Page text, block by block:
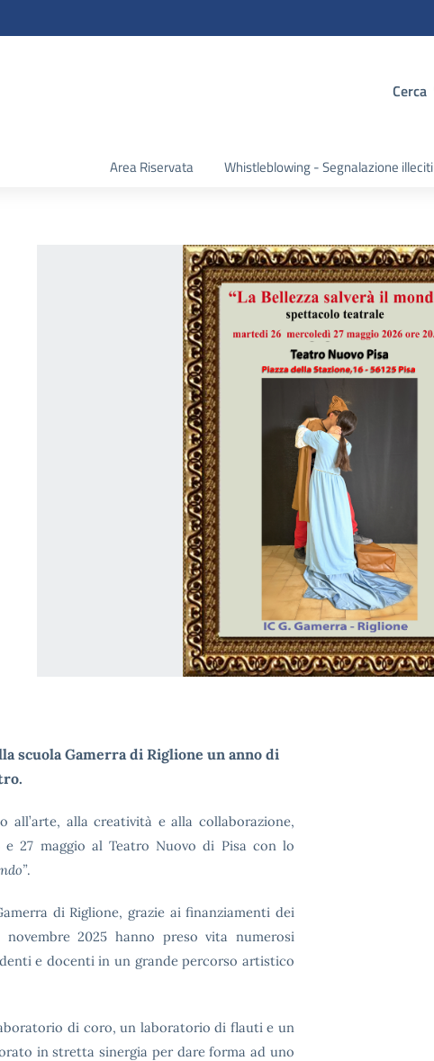
Cerca
Area Riservata Whistleblowing - Segnalazione illeciti
scuola Gamerra di Riglione un anno di
all’arte, alla creatività e alla collaborazione,
27 maggio al Teatro Nuovo di Pisa con lo
.
di Riglione, grazie ai finanziamenti dei
2025 hanno preso vita numerosi
e docenti in un grande percorso artistico
di coro, un laboratorio di flauti e un
in stretta sinergia per dare forma ad uno